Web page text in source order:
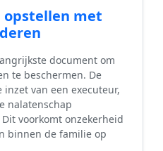
met
document om
te beschermen. De
van een executeur,
nalatenschap
voorkomt onzekerheid
binnen de familie op